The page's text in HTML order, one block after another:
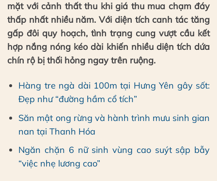
mặt với cảnh thất thu khi giá thu mua chạm đáy
thấp nhất nhiều năm. Với diện tích canh tác tăng
gấp đôi quy hoạch, tình trạng cung vượt cầu kết
hợp nắng nóng kéo dài khiến nhiều diện tích dứa
chín rộ bị thối hỏng ngay trên ruộng.
Hàng tre ngà dài 100m tại Hưng Yên gây sốt:
Đẹp như “đường hầm cổ tích”
Săn mật ong rừng và hành trình mưu sinh gian
nan tại Thanh Hóa
Ngăn chặn 6 nữ sinh vùng cao suýt sập bẫy
“việc nhẹ lương cao”